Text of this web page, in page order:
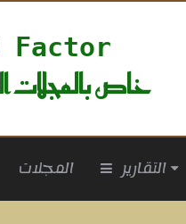
Factor
خاص بالمجلات
المجلات التقارير